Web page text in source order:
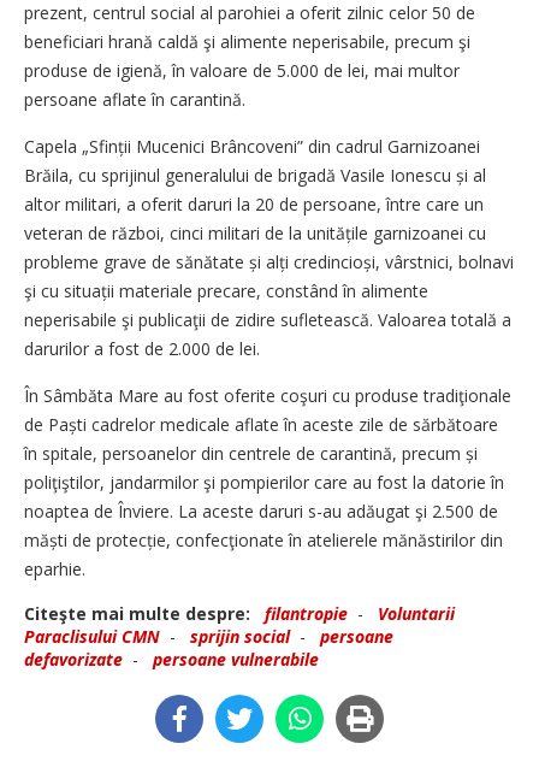
prezent, centrul social al parohiei a oferit zilnic celor 50 de
beneficiari hrană caldă şi alimente neperisabile, precum şi
produse de igienă, în valoare de 5.000 de lei, mai multor
persoane aflate în carantină.
Capela „Sfinții Mucenici Brâncoveni” din cadrul Garnizoanei
Brăila, cu sprijinul generalului de brigadă Vasile Ionescu și al
altor militari, a oferit daruri la 20 de persoane, între care un
veteran de război, cinci militari de la unitățile garnizoanei cu
probleme grave de sănătate și alți credincioși, vârstnici, bolnavi
şi cu situații materiale precare, constând în alimente
neperisabile şi publicaţii de zidire sufletească. Valoarea totală a
darurilor a fost de 2.000 de lei.
În Sâmbăta Mare au fost oferite coşuri cu produse tradiţionale
de Paști cadrelor medicale aflate în aceste zile de sărbătoare
în spitale, persoanelor din centrele de carantină, precum și
poliţiştilor, jandarmilor şi pompierilor care au fost la datorie în
noaptea de Înviere. La aceste daruri s-au adăugat şi 2.500 de
măști de protecție, confecţionate în atelierele mănăstirilor din
eparhie.
Citeşte mai multe despre:
filantropie - Voluntarii
Paraclisului CMN - sprijin social- persoane
defavorizate - persoane vulnerabile